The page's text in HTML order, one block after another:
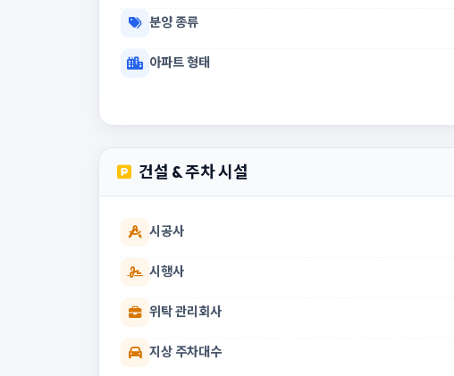
분양 종류
아파트 형태
건설 & 주차 시설
시공사
시행사
위탁 관리회사
지상 주차대수